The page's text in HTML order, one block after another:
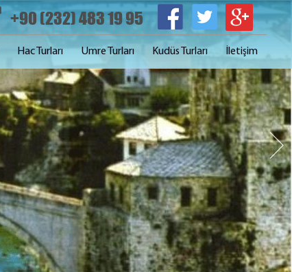
+90 (232) 483 19 95
Hac Turları Umre Turları Kudüs Turları İletişim